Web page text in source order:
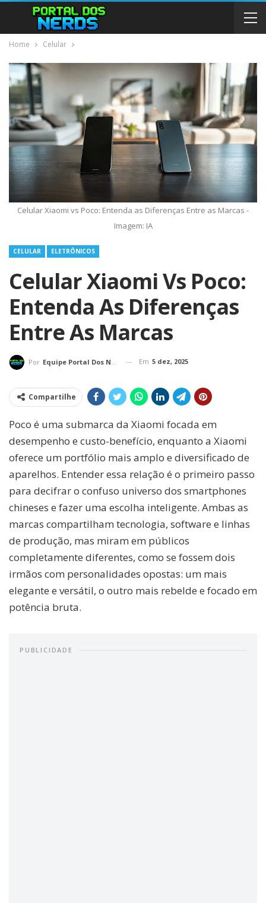
Home Celular
Celular Xiaomi vs Poco: Entenda as Diferenças Entre as Marcas -
Imagem: IA
CELULAR ELETRÔNICOS
Celular Xiaomi Vs Poco:
Entenda As Diferenças
Entre As Marcas
Por Equipe Portal Dos Nerds Em 5 dez, 2025
Compartilhe
Poco é uma submarca da Xiaomi focada em
desempenho e custo-benefício, enquanto a Xiaomi
oferece um portfólio mais amplo e diversificado de
aparelhos. Entender essa relação é o primeiro passo
para decifrar o confuso universo dos smartphones
chineses e fazer uma escolha inteligente. Ambas as
marcas compartilham tecnologia, software e linhas
de produção, mas miram em públicos
completamente diferentes, como se fossem dois
irmãos com personalidades opostas: um mais
elegante e versátil, o outro mais rebelde e focado em
potência bruta.
PUBLICIDADE